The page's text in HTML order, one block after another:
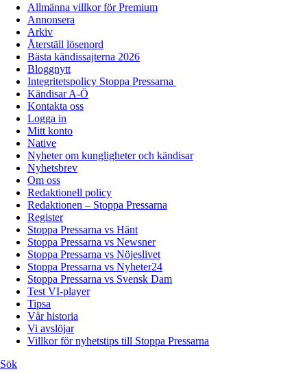
Allmänna villkor för Premium
Annonsera
Arkiv
Återställ lösenord
Bästa kändissajterna 2026
Bloggnytt
Integritetspolicy Stoppa Pressarna
Kändisar A-Ö
Kontakta oss
Logga in
Mitt konto
Native
Nyheter om kungligheter och kändisar
Nyhetsbrev
Om oss
Redaktionell policy
Redaktionen – Stoppa Pressarna
Register
Stoppa Pressarna vs Hänt
Stoppa Pressarna vs Newsner
Stoppa Pressarna vs Nöjeslivet
Stoppa Pressarna vs Nyheter24
Stoppa Pressarna vs Svensk Dam
Test VI-player
Tipsa
Vår historia
Vi avslöjar
Villkor för nyhetstips till Stoppa Pressarna
Sök